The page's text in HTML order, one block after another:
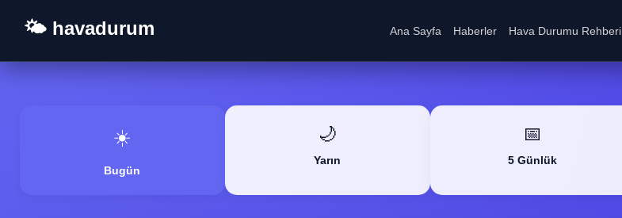
🌤️ havadurum Ana Sayfa Haberler Hava Durumu Rehberi
☀️
Bugün
🌙
Yarın
📅
5 Günlük